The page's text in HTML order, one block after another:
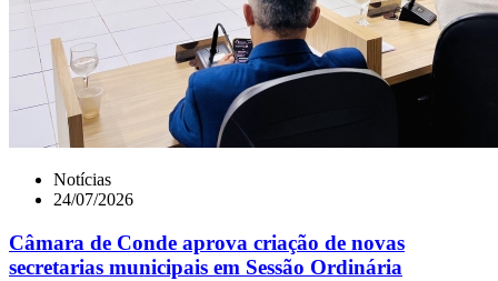
Notícias
24/07/2026
Câmara de Conde aprova criação de novas
secretarias municipais em Sessão Ordinária